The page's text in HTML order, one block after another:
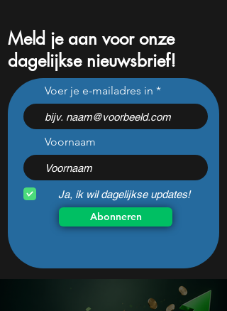
Unilever wordt slanker,
maar ook sterker? De
cijfers na de ijsdivisie
verrassen.
Meld je aan voor onze
dagelijkse nieuwsbrief!
Voer je e-mailadres in
Voornaam
Ja, ik wil dagelijkse updates!
Abonneren